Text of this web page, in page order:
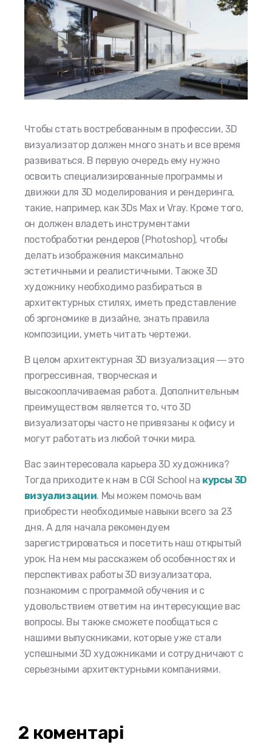
Чтобы стать востребованным в профессии, 3D
визуализатор должен много знать и все время
развиваться. В первую очередь ему нужно
освоить специализированные программы и
движки для 3D моделирования и рендеринга,
такие, например, как 3Ds Max и Vray. Кроме того,
он должен владеть инструментами
постобработки рендеров (Photoshop), чтобы
делать изображения максимально
эстетичными и реалистичными. Также 3D
художнику необходимо разбираться в
архитектурных стилях, иметь представление
об эргономике в дизайне, знать правила
композиции, уметь читать чертежи.
В целом архитектурная 3D визуализация ― это
прогрессивная, творческая и
высокооплачиваемая работа. Дополнительным
преимуществом является то, что 3D
визуализаторы часто не привязаны к офису и
могут работать из любой точки мира.
Вас заинтересовала карьера 3D художника?
Тогда приходите к нам в CGI School на курсы 3D
визуализации. Мы можем помочь вам
приобрести необходимые навыки всего за 23
дня. А для начала рекомендуем
зарегистрироваться и посетить наш открытый
урок. На нем мы расскажем об особенностях и
перспективах работы 3D визуализатора,
познакомим с программой обучения и с
удовольствием ответим на интересующие вас
вопросы. Вы также сможете пообщаться с
нашими выпускниками, которые уже стали
успешными 3D художниками и сотрудничают с
серьезными архитектурными компаниями.
2 коментарі